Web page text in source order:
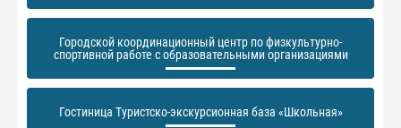
Городской координационный центр по физкультурно-
спортивной работе с образовательными организациями
Гостиница Туристско-экскурсионная база «Школьная»